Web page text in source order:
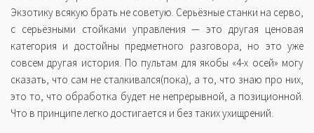
Экзотику всякую брать не советую. Серьёзные станки на серво,
с серьёзными стойками управления — это другая ценовая
категория и достойны предметного разговора, но это уже
совсем другая история. По пультам для якобы «4-х осей» могу
сказать, что сам не сталкивался(пока), а то, что знаю про них,
это то, что обработка будет не непрерывной, а позиционной.
Что в принципе легко достигается и без таких ухищрений.